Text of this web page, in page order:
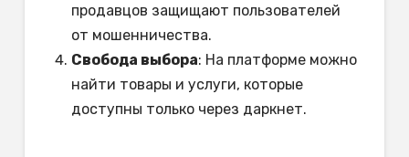
продавцов защищают пользователей
от мошенничества.
Свобода выбора: На платформе можно
найти товары и услуги, которые
доступны только через даркнет.